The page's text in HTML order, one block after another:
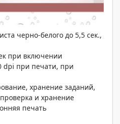
черно-белого до 5,5 сек.,
при включении
dpi при печати, при
хранение заданий,
и хранение
печать